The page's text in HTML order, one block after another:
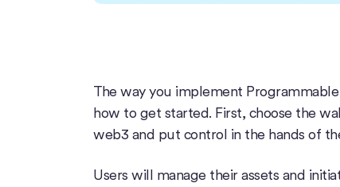
The way you implement
how to get started. First, choose the
web3 and put control in the hands of
Users will manage their assets and